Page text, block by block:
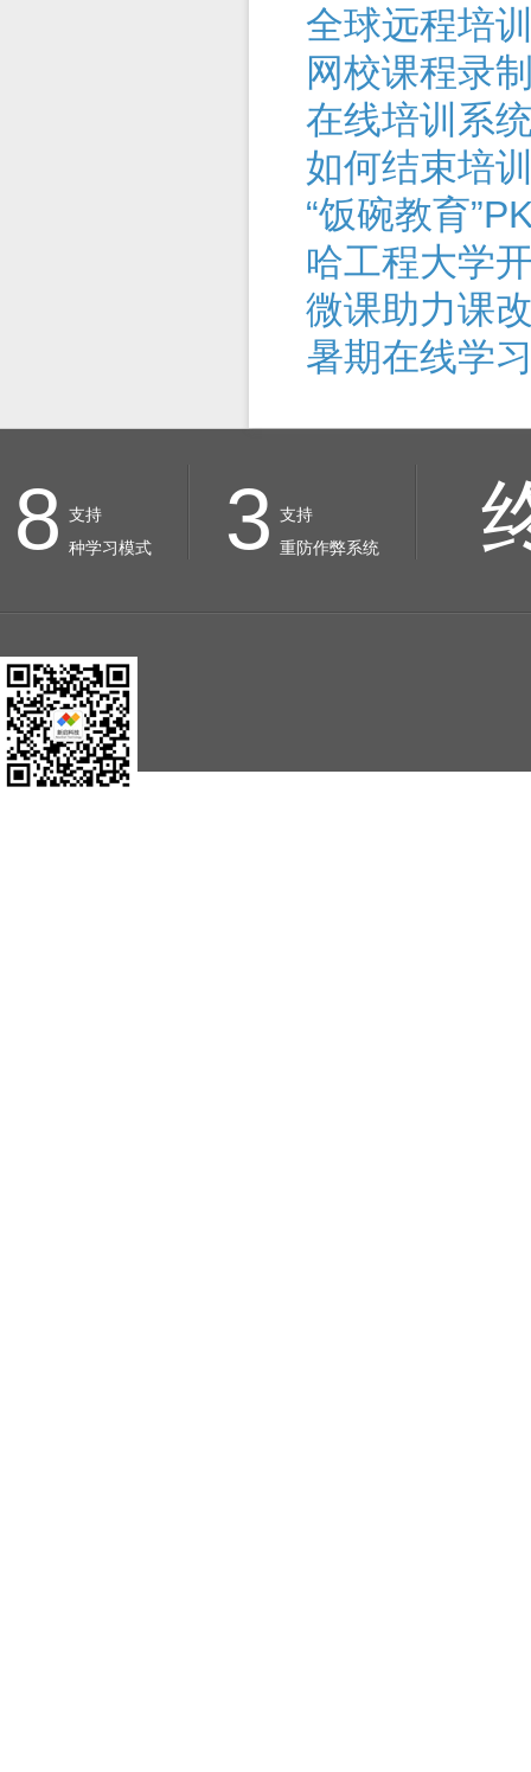
全球远程培
网校课程录
在线培训系
如何结束培
“饭碗教育
哈工程大学
微课助力课
暑期在线学
8 支持
种学习模式
3 支持
重防作弊系统